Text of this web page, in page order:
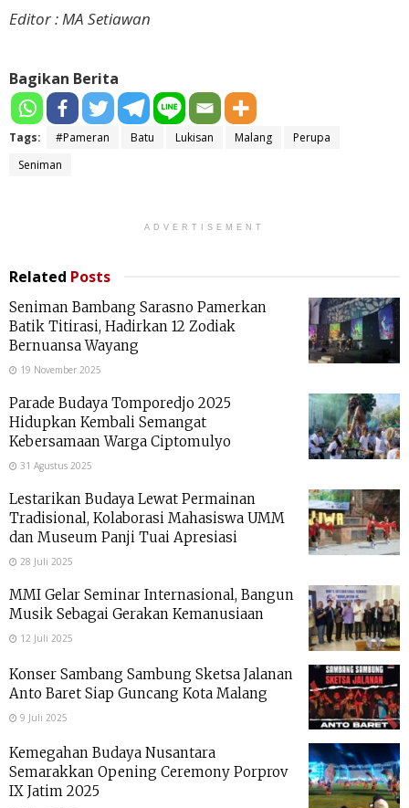
Editor : MA Setiawan
Bagikan Berita
Tags: #Pameran Batu Lukisan Malang
Perupa
Seniman
ADVERTISEMENT
Related Posts
Seniman Bambang Sarasno Pamerkan
Batik Titirasi, Hadirkan 12 Zodiak
Bernuansa Wayang
19 November 2025
Parade Budaya Tomporedjo 2025
Hidupkan Kembali Semangat
Kebersamaan Warga Ciptomulyo
31 Agustus 2025
Lestarikan Budaya Lewat Permainan
Tradisional, Kolaborasi Mahasiswa UMM
dan Museum Panji Tuai Apresiasi
28 Juli 2025
MMI Gelar Seminar Internasional, Bangun
Musik Sebagai Gerakan Kemanusiaan
12 Juli 2025
Konser Sambang Sambung Sketsa Jalanan
Anto Baret Siap Guncang Kota Malang
9 Juli 2025
Kemegahan Budaya Nusantara
Semarakkan Opening Ceremony Porprov
IX Jatim 2025